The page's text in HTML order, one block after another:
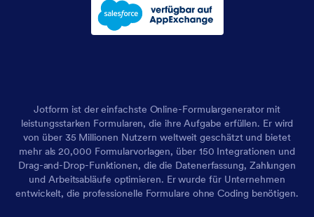
Jotform ist der einfachste Online-Formulargenerator mit
leistungsstarken Formularen, die ihre Aufgabe erfüllen. Er wird
von über 35 Millionen Nutzern weltweit geschätzt und bietet
mehr als 20,000 Formularvorlagen, über 150 Integrationen und
Drag-and-Drop-Funktionen, die die Datenerfassung, Zahlungen
und Arbeitsabläufe optimieren. Er wurde für Unternehmen
entwickelt, die professionelle Formulare ohne Coding benötigen.